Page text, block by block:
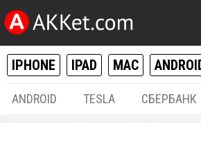
IPHONE IPAD MAC
ANDROID TESLA СБЕРБАНК